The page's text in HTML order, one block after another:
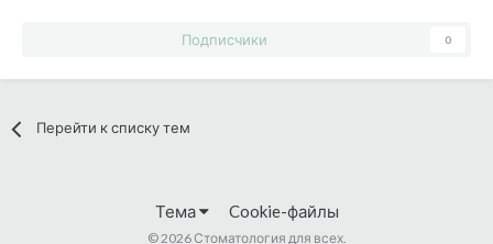
Подписчики 0
Перейти к списку тем
Тема Cookie-файлы
©2026 Стоматология для всех.